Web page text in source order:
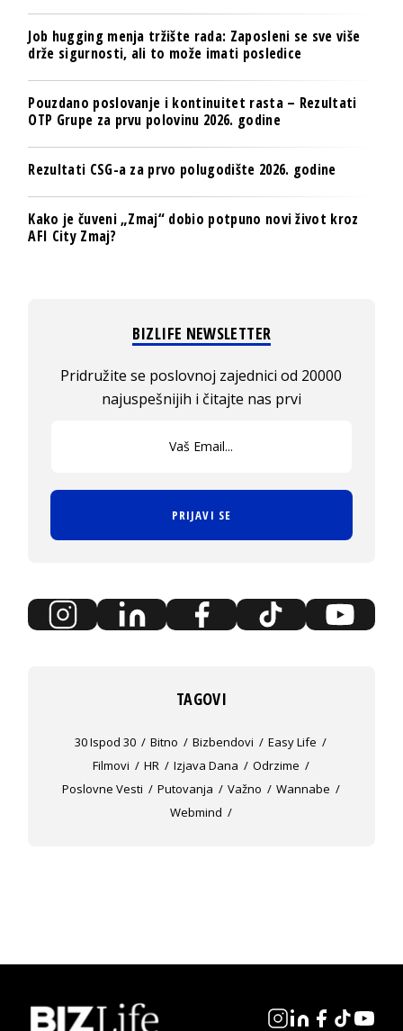
Job hugging menja tržište rada: Zaposleni se sve više
drže sigurnosti, ali to može imati posledice
Pouzdano poslovanje i kontinuitet rasta – Rezultati
OTP Grupe za prvu polovinu 2026. godine
Rezultati CSG-a za prvo polugodište 2026. godine
Kako je čuveni „Zmaj“ dobio potpuno novi život kroz
AFI City Zmaj?
BIZLIFE NEWSLETTER
Pridružite se poslovnoj zajednici od 20000
najuspešnijih i čitajte nas prvi
PRIJAVI SE
TAGOVI
30 Ispod 30 Bitno Bizbendovi
Easy Life
Filmovi
HR Izjava Dana
Odrzime
Poslovne Vesti
Putovanja Važno
Wannabe
Webmind